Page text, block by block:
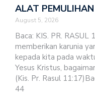
ALAT PEMULIHAN
August 5, 2026
Baca: KIS. PR. RASUL
memberikan karunia
kepada kita pada
Yesus Kristus,
(Kis. Pr. Rasul
44